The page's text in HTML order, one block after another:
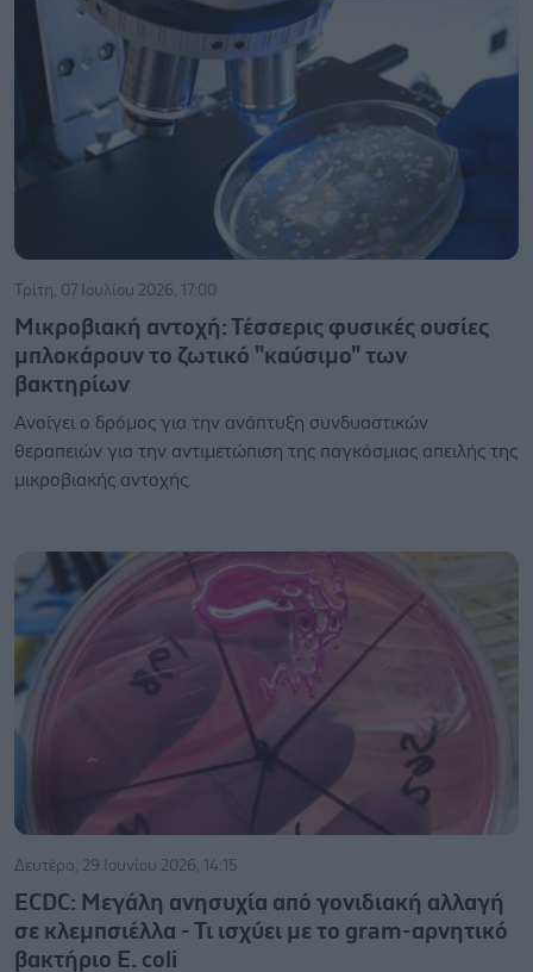
Τρίτη, 07 Ιουλίου 2026, 17:00
Μικροβιακή αντοχή: Τέσσερις φυσικές ουσίες
μπλοκάρουν το ζωτικό "καύσιμο" των
βακτηρίων
Ανοίγει ο δρόμος για την ανάπτυξη συνδυαστικών
θεραπειών για την αντιμετώπιση της παγκόσμιας απειλής της
μικροβιακής αντοχής.
Δευτέρα, 29 Ιουνίου 2026, 14:15
ECDC: Μεγάλη ανησυχία από γονιδιακή αλλαγή
σε κλεμπσιέλλα - Τι ισχύει με το gram-αρνητικό
βακτήριο E. coli